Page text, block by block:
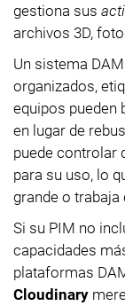
gestiona sus
archivos 3D,
Un sistema
organizados,
equipos pueden
en lugar de
puede controlar
para su uso, lo
grande o
Si su PIM no
capacidades
plataformas
Cloudinary